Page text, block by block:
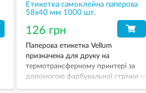
Етикетка самоклейна паперова
58х40 мм 1000 шт.
126 грн
Паперова етикетка Vellum
призначена для друку на
термотрансферному принтері за
допомогою фарбувальної стрічки —